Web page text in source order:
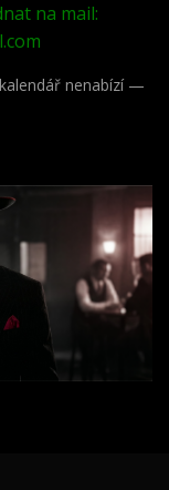
na mail:
nenabízí —